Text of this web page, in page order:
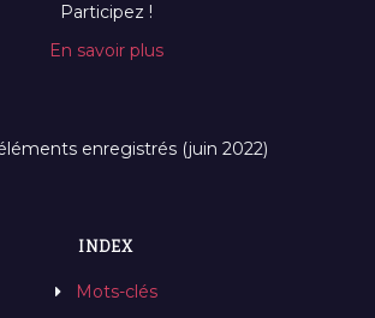
Participez !
En savoir plus
enregistrés (juin 2022)
INDEX
Mots-clés